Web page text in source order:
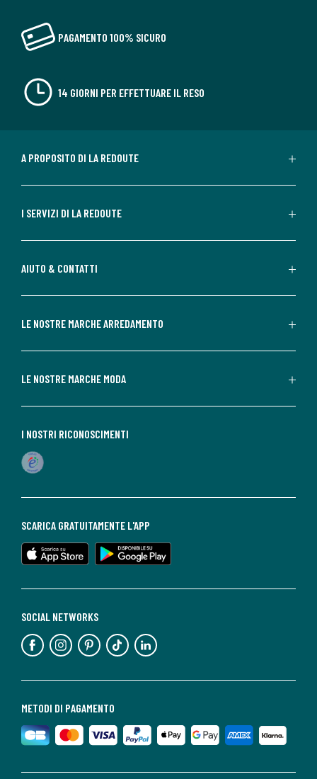
PAGAMENTO 100% SICURO
14 GIORNI PER EFFETTUARE IL RESO
A PROPOSITO DI LA REDOUTE
I SERVIZI DI LA REDOUTE
AIUTO & CONTATTI
LE NOSTRE MARCHE ARREDAMENTO
LE NOSTRE MARCHE MODA
METODI DI PAGAMENTO
SOCIAL NETWORKS
SCARICA GRATUITAMENTE L'APP
I NOSTRI RICONOSCIMENTI